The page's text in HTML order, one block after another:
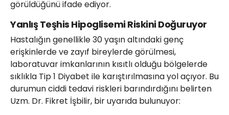
görüldüğünü ifade ediyor.
Yanlış Teşhis Hipoglisemi Riskini Doğuruyor
Hastalığın genellikle 30 yaşın altındaki genç
erişkinlerde ve zayıf bireylerde görülmesi,
laboratuvar imkanlarının kısıtlı olduğu bölgelerde
sıklıkla Tip 1 Diyabet ile karıştırılmasına yol açıyor. Bu
durumun ciddi tedavi riskleri barındırdığını belirten
Uzm. Dr. Fikret İşbilir, bir uyarıda bulunuyor: